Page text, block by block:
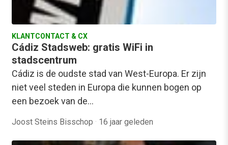
KLANTCONTACT & CX
Cádiz Stadsweb: gratis WiFi in
stadscentrum
Cádiz is de oudste stad van West-Europa. Er zijn
niet veel steden in Europa die kunnen bogen op
een bezoek van de…
Joost Steins Bisschop · 16 jaar geleden